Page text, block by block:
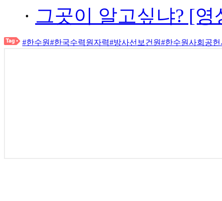
· 그곳이 알고싶냐? [
#한수원#한국수력원자력#방사선보건원#한수원사회공